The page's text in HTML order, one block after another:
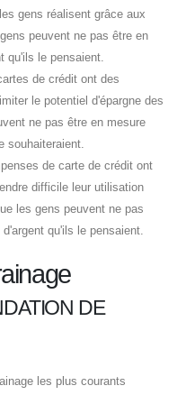
gens réalisent grâce aux
peuvent ne pas être en
qu'ils le pensaient.
de crédit ont des
le potentiel d'épargne des
ne pas être en mesure
souhaiteraient.
de carte de crédit ont
difficile leur utilisation
les gens peuvent ne pas
qu'ils le pensaient.
DE
les plus courants